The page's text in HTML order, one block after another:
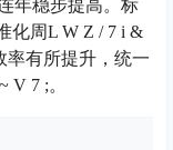
年稳步提高。标
化周L W Z / 7 i &
率有所提升，统一
~ V 7 ;。